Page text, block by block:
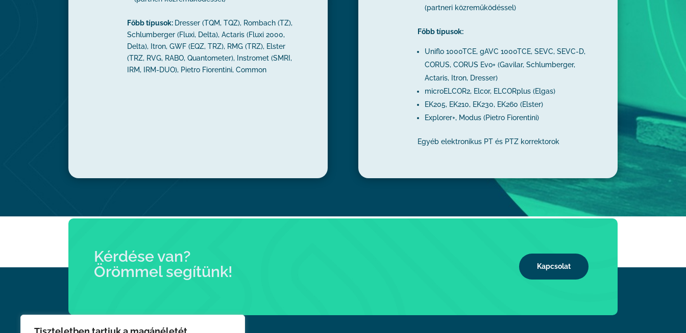
Főbb típusok: Dresser (TQM, TQZ), Rombach (TZ),
Schlumberger (Fluxi, Delta), Actaris (Fluxi 2000,
Delta), Itron, GWF (EQZ, TRZ), RMG (TRZ), Elster
(TRZ, RVG, RABO, Quantometer), Instromet (SMRI,
IRM, IRM-DUO), Pietro Fiorentini, Common
(partneri közreműködéssel)
Főbb típusok:
Uniflo 1000TCE, gAVC 1000TCE, SEVC, SEVC-D,
CORUS, CORUS Evo+ (Gavilar, Schlumberger,
Actaris, Itron, Dresser)
microELCOR2, Elcor, ELCORplus (Elgas)
EK205, EK210, EK230, EK260 (Elster)
Explorer+, Modus (Pietro Fiorentini)
Egyéb elektronikus PT és PTZ korrektorok
Kérdése van?
Örömmel segítünk!
Kapcsolat